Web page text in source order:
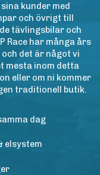
kunder med
och övrigt till
tävlingsbilar och
Race har många års
det är något vi
mesta inom detta
eller om ni kommer
traditionell butik.
dag
elsystem